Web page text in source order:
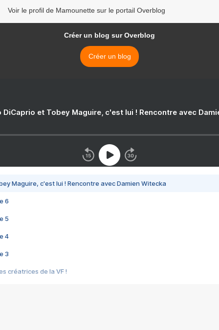
Voir le profil de Mamounette sur le portail Overblog
Créer un blog sur Overblog
Créer un blog
DiCaprio et Tobey Maguire, c'est lui ! Rencontre avec
Maguire, c'est lui ! Rencontre avec Damien Witecka
6
5
4
3
créatrices de la VF !